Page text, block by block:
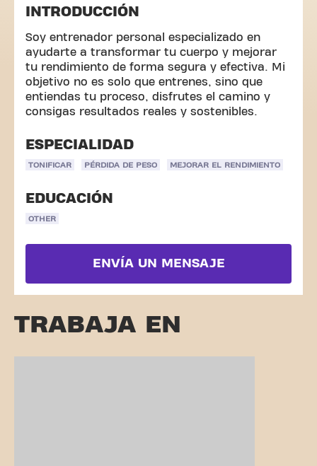
INTRODUCCIÓN
Soy entrenador personal especializado en
ayudarte a transformar tu cuerpo y mejorar
tu rendimiento de forma segura y efectiva. Mi
objetivo no es solo que entrenes, sino que
entiendas tu proceso, disfrutes el camino y
consigas resultados reales y sostenibles.
ESPECIALIDAD
TONIFICAR PÉRDIDA DE PESO MEJORAR EL RENDIMIENTO
EDUCACIÓN
OTHER
ENVÍA UN MENSAJE
TRABAJA EN